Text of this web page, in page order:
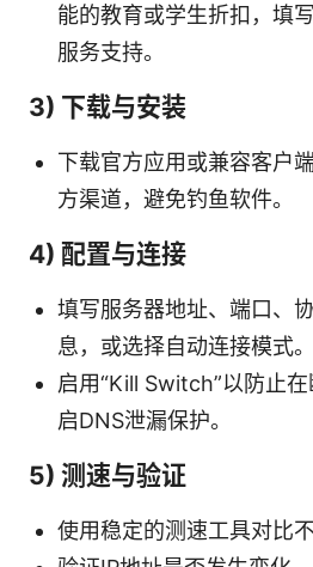
能的教育或学生折扣，填
服务支持。
3) 下载与安装
下载官方应用或兼容客户
方渠道，避免钓鱼软件。
4) 配置与连接
填写服务器地址、端口、
息，或选择自动连接模式。
启用“Kill Switch”以防止
启DNS泄漏保护。
5) 测速与验证
使用稳定的测速工具对比